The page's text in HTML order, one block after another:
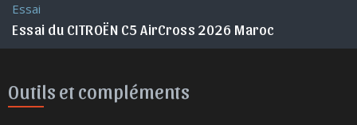
Essai
Essai du CITROËN C5 AirCross 2026 Maroc
Outils et compléments